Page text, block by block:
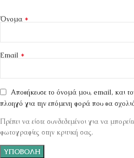
Όνομα *
Email *
Αποθήκευσε το όνομά μου, email, και
πλοηγό για την επόμενη φορά που θα
Πρέπει να είστε συνδεδεμένοι για να
φωτογραφίες στην κριτική σας.